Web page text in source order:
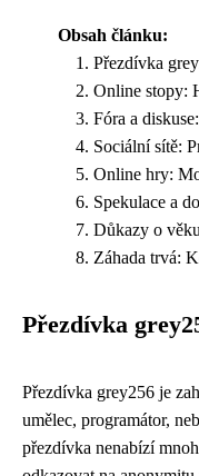
Obsah článku:
Přezdívka
Online stopy:
Fóra a
Sociální sítě:
Online hry:
Spekulace a
Důkazy o
Záhada trvá:
Přezdívka
Přezdívka grey256 je
umělec, programátor,
přezdívka nenabízí